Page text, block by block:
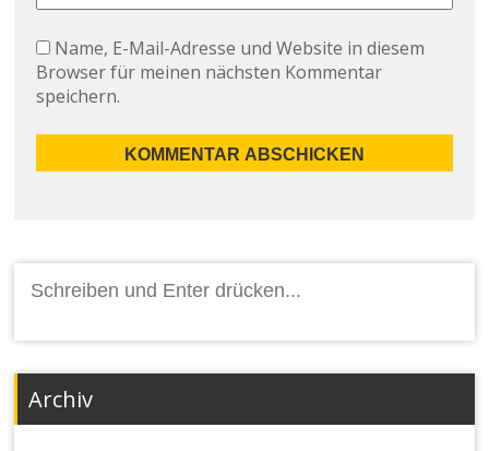
Name, E-Mail-Adresse und Website in diesem
Browser für meinen nächsten Kommentar
speichern.
nach:
Archiv